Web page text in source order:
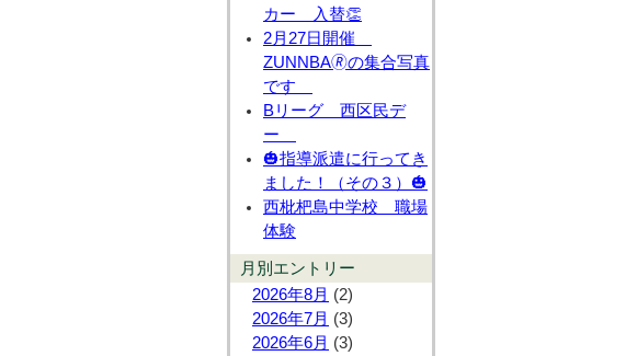
カー 入替👏
2月27日開催
ZUNNBA🄬の集合写真
です
Bリーグ 西区民デ
ー
🎃指導派遣に行ってき
ました！（その３）🎃
西枇杷島中学校 職場
体験
月別エントリー
2026年8月 (2)
2026年7月 (3)
2026年6月 (3)